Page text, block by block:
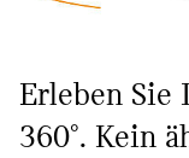
Erleben Sie
360°. Kein